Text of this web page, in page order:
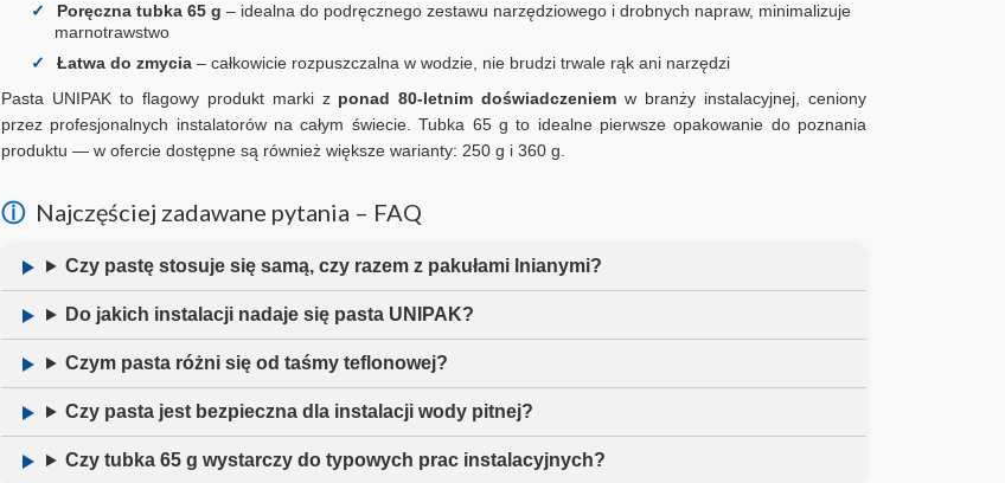
Poręczna tubka 65 g – idealna do podręcznego zestawu narzędziowego i drobnych napraw, minimalizuje
marnotrawstwo
Łatwa do zmycia – całkowicie rozpuszczalna w wodzie, nie brudzi trwale rąk ani narzędzi
Pasta UNIPAK to flagowy produkt marki z ponad 80-letnim doświadczeniem w branży instalacyjnej, ceniony
przez profesjonalnych instalatorów na całym świecie. Tubka 65 g to idealne pierwsze opakowanie do poznania
produktu — w ofercie dostępne są również większe warianty: 250 g i 360 g.
ⓘ Najczęściej zadawane pytania – FAQ
Czy pastę stosuje się samą, czy razem z pakułami lnianymi?
Do jakich instalacji nadaje się pasta UNIPAK?
Czym pasta różni się od taśmy teflonowej?
Czy pasta jest bezpieczna dla instalacji wody pitnej?
Czy tubka 65 g wystarczy do typowych prac instalacyjnych?